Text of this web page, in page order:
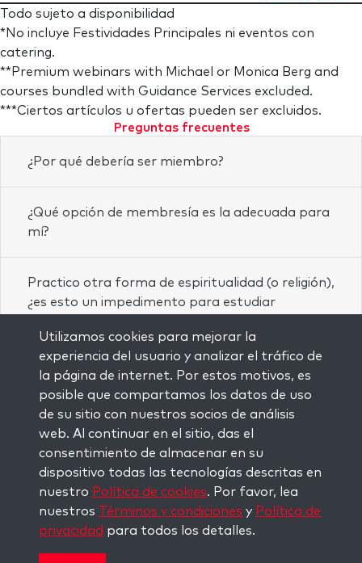
Todo sujeto a disponibilidad
*No incluye Festividades Principales ni eventos con
catering.
**Premium webinars with Michael or Monica Berg and
courses bundled with Guidance Services excluded.
***Ciertos artículos u ofertas pueden ser excluidos.
Preguntas frecuentes
¿Por qué debería ser miembro?
¿Qué opción de membresía es la adecuada para
mí?
Practico otra forma de espiritualidad (o religión),
¿es esto un impedimento para estudiar
¿Tengo que ser judío para estudiar Kabbalah?
¿Tengo que creer en Dios para estudiar
Kabbalah?
¿Puedo recibir orientación en mi estudio de la
Kabbalah con la membresía OneHouse?
Utilizamos cookies para mejorar la
experiencia del usuario y analizar el tráfico de
la página de internet. Por estos motivos, es
posible que compartamos los datos de uso
de su sitio con nuestros socios de análisis
web. Al continuar en el sitio, das el
consentimiento de almacenar en su
dispositivo todas las tecnologías descritas en
nuestro Política de cookies. Por favor, lea
nuestros Términos y condiciones y Política de
privacidad para todos los detalles.